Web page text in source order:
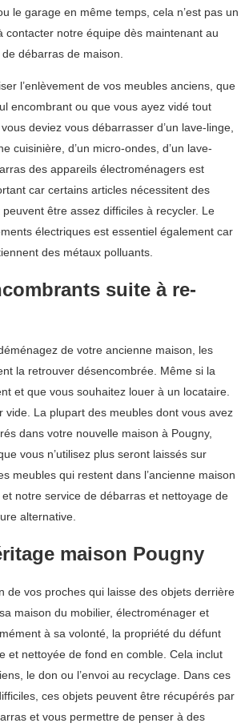
le garage en même temps, cela n’est pas un
contacter notre équipe dès maintenant au
débarras de maison.
l’enlèvement de vos meubles anciens, que
encombrant ou que vous ayez vidé tout
deviez vous débarrasser d’un lave-linge,
cuisinière, d’un micro-ondes, d’un lave-
des appareils électroménagers est
car certains articles nécessitent des
être assez difficiles à recycler. Le
électriques est essentiel également car
des métaux polluants.
suite à re-
de votre ancienne maison, les
la retrouver désencombrée. Même si la
et que vous souhaitez louer à un locataire.
vide. La plupart des meubles dont vous avez
dans votre nouvelle maison à Pougny,
vous n’utilisez plus seront laissés sur
meubles qui restent dans l’ancienne maison
notre service de débarras et nettoyage de
alternative.
maison Pougny
de vos proches qui laisse des objets derrière
maison du mobilier, électroménager et
à sa volonté, la propriété du défunt
et nettoyée de fond en comble. Cela inclut
le don ou l’envoi au recyclage. Dans ces
ces objets peuvent être récupérés par
et vous permettre de penser à des